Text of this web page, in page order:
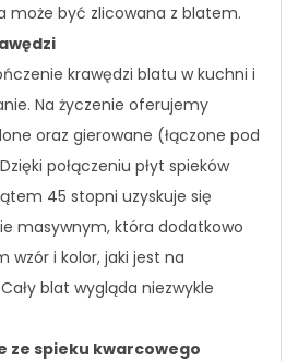
może być zlicowana z blatem.
krawędzi blatu w kuchni i
Na życzenie oferujemy
oraz gierowane (łączone pod
połączeniu płyt spieków
45 stopni uzyskuje się
masywnym, która dodatkowo
wzór i kolor, jaki jest na
blat wygląda niezwykle
ze spieku kwarcowego